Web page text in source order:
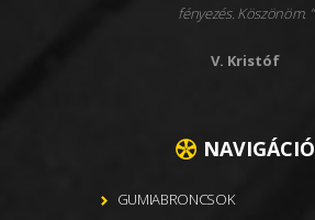
fényezés. Köszönöm.
V. Kristóf
NAVIGÁCIÓ
GUMIABRONCSOK